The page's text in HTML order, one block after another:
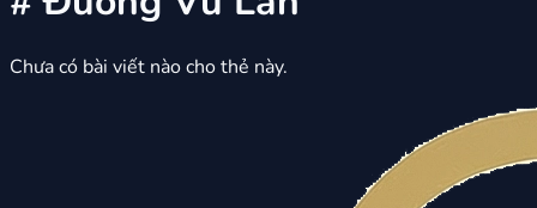
Chưa có bài viết nào cho thẻ này.